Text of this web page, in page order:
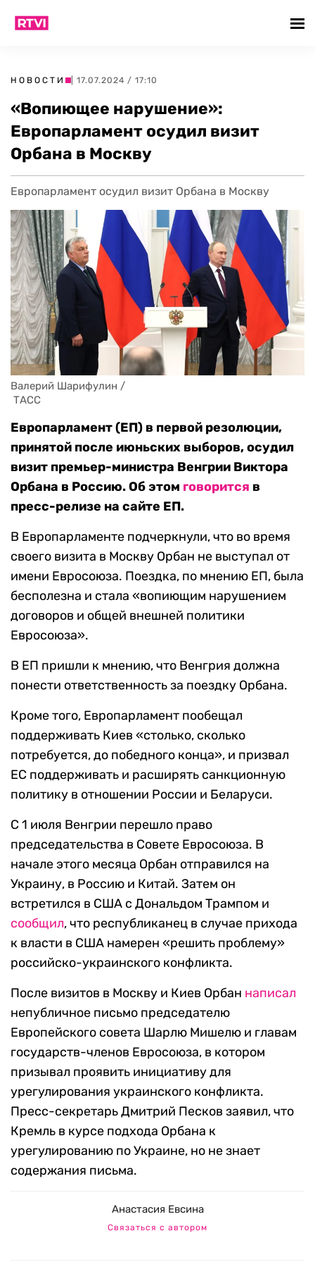
НОВОСТИ | 17.07.2024 / 17:10
«Вопиющее нарушение»:
Европарламент осудил визит
Орбана в Москву
Европарламент осудил визит Орбана в Москву
Валерий Шарифулин /
ТАСС
Европарламент (ЕП) в первой резолюции,
принятой после июньских выборов, осудил
визит премьер-министра Венгрии Виктора
Орбана в Россию. Об этом говорится в
пресс-релизе на сайте ЕП.
В Европарламенте подчеркнули, что во время
своего визита в Москву Орбан не выступал от
имени Евросоюза. Поездка, по мнению ЕП, была
бесполезна и стала «вопиющим нарушением
договоров и общей внешней политики
Евросоюза».
В ЕП пришли к мнению, что Венгрия должна
понести ответственность за поездку Орбана.
Кроме того, Европарламент пообещал
поддерживать Киев «столько, сколько
потребуется, до победного конца», и призвал
ЕС поддерживать и расширять санкционную
политику в отношении России и Беларуси.
С 1 июля Венгрии перешло право
председательства в Совете Евросоюза. В
начале этого месяца Орбан отправился на
Украину, в Россию и Китай. Затем он
встретился в США с Дональдом Трампом и
сообщил, что республиканец в случае прихода
к власти в США намерен «решить проблему»
российско-украинского конфликта.
После визитов в Москву и Киев Орбан написал
непубличное письмо председателю
Европейского совета Шарлю Мишелю и главам
государств-членов Евросоюза, в котором
призывал проявить инициативу для
урегулирования украинского конфликта.
Пресс-секретарь Дмитрий Песков заявил, что
Кремль в курсе подхода Орбана к
урегулированию по Украине, но не знает
содержания письма.
Анастасия Евсина
Связаться с автором